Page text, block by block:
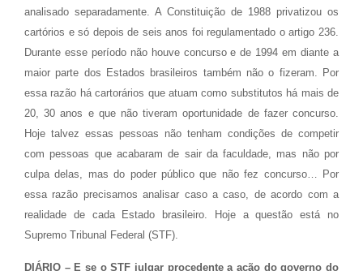
analisado separadamente. A Constituição de 1988 privatizou os
cartórios e só depois de seis anos foi regulamentado o artigo 236.
Durante esse período não houve concurso e de 1994 em diante a
maior parte dos Estados brasileiros também não o fizeram. Por
essa razão há cartorários que atuam como substitutos há mais de
20, 30 anos e que não tiveram oportunidade de fazer concurso.
Hoje talvez essas pessoas não tenham condições de competir
com pessoas que acabaram de sair da faculdade, mas não por
culpa delas, mas do poder público que não fez concurso… Por
essa razão precisamos analisar caso a caso, de acordo com a
realidade de cada Estado brasileiro. Hoje a questão está no
Supremo Tribunal Federal (STF).
DIÁRIO – E se o STF julgar procedente a ação do governo do